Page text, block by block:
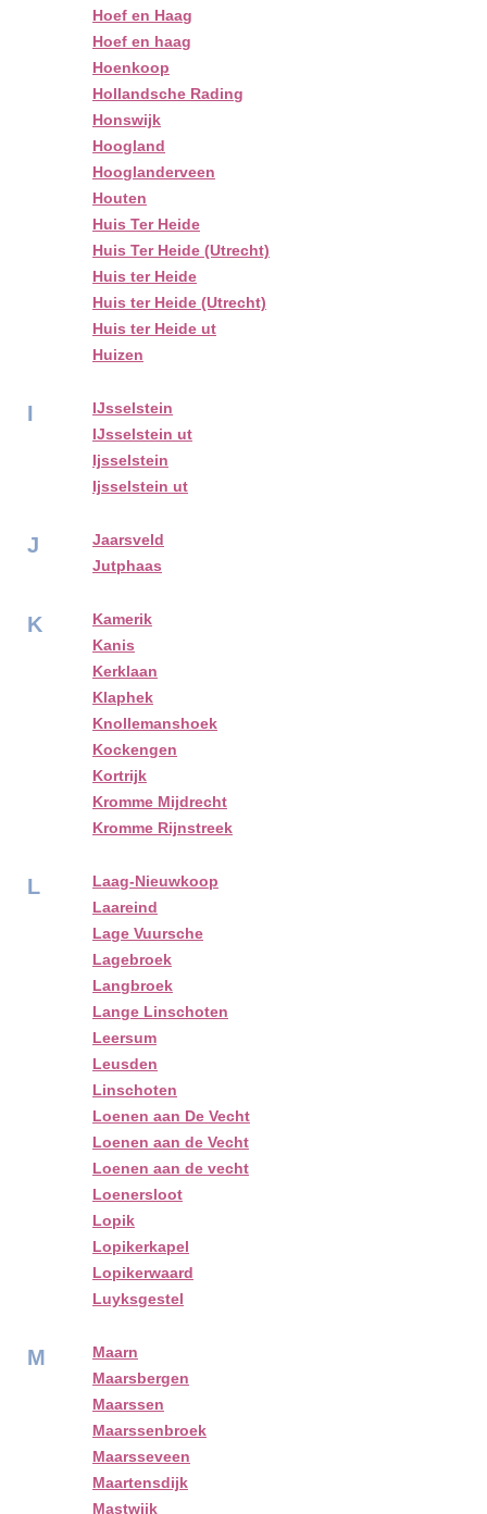
Hoef en Haag
Hoef en haag
Hoenkoop
Hollandsche Rading
Honswijk
Hoogland
Hooglanderveen
Houten
Huis Ter Heide
Huis Ter Heide (Utrecht)
Huis ter Heide
Huis ter Heide (Utrecht)
Huis ter Heide ut
Huizen
I
IJsselstein
IJsselstein ut
Ijsselstein
Ijsselstein ut
J
Jaarsveld
Jutphaas
K
Kamerik
Kanis
Kerklaan
Klaphek
Knollemanshoek
Kockengen
Kortrijk
Kromme Mijdrecht
Kromme Rijnstreek
L
Laag-Nieuwkoop
Laareind
Lage Vuursche
Lagebroek
Langbroek
Lange Linschoten
Leersum
Leusden
Linschoten
Loenen aan De Vecht
Loenen aan de Vecht
Loenen aan de vecht
Loenersloot
Lopik
Lopikerkapel
Lopikerwaard
Luyksgestel
M
Maarn
Maarsbergen
Maarssen
Maarssenbroek
Maarsseveen
Maartensdijk
Mastwijk